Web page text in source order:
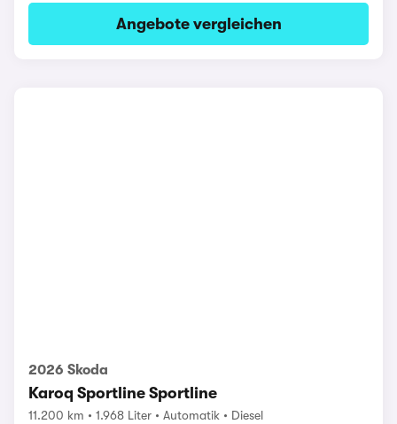
Angebote vergleichen
2026 Skoda
Karoq Sportline Sportline
11.200 km 1.968 Liter Automatik Diesel